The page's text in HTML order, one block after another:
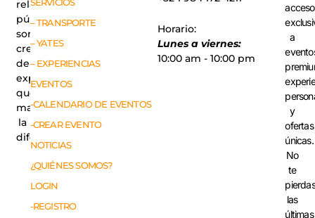
relaciones
públicas,
somos
creadores
de
experiencias
que
marcan
la
diferencia.
– TRANSPORTE
– YATES
– EXPERIENCIAS
EVENTOS
-CALENDARIO DE EVENTOS
-CREAR EVENTO
NOTICIAS
¿QUIÉNES SOMOS?
LOGIN
-REGISTRO
Horario:
Lunes a viernes:
10:00 am - 10:00 pm
acceso
a
y
ofertas
únicas.
No
te
pierdas
las
últimas